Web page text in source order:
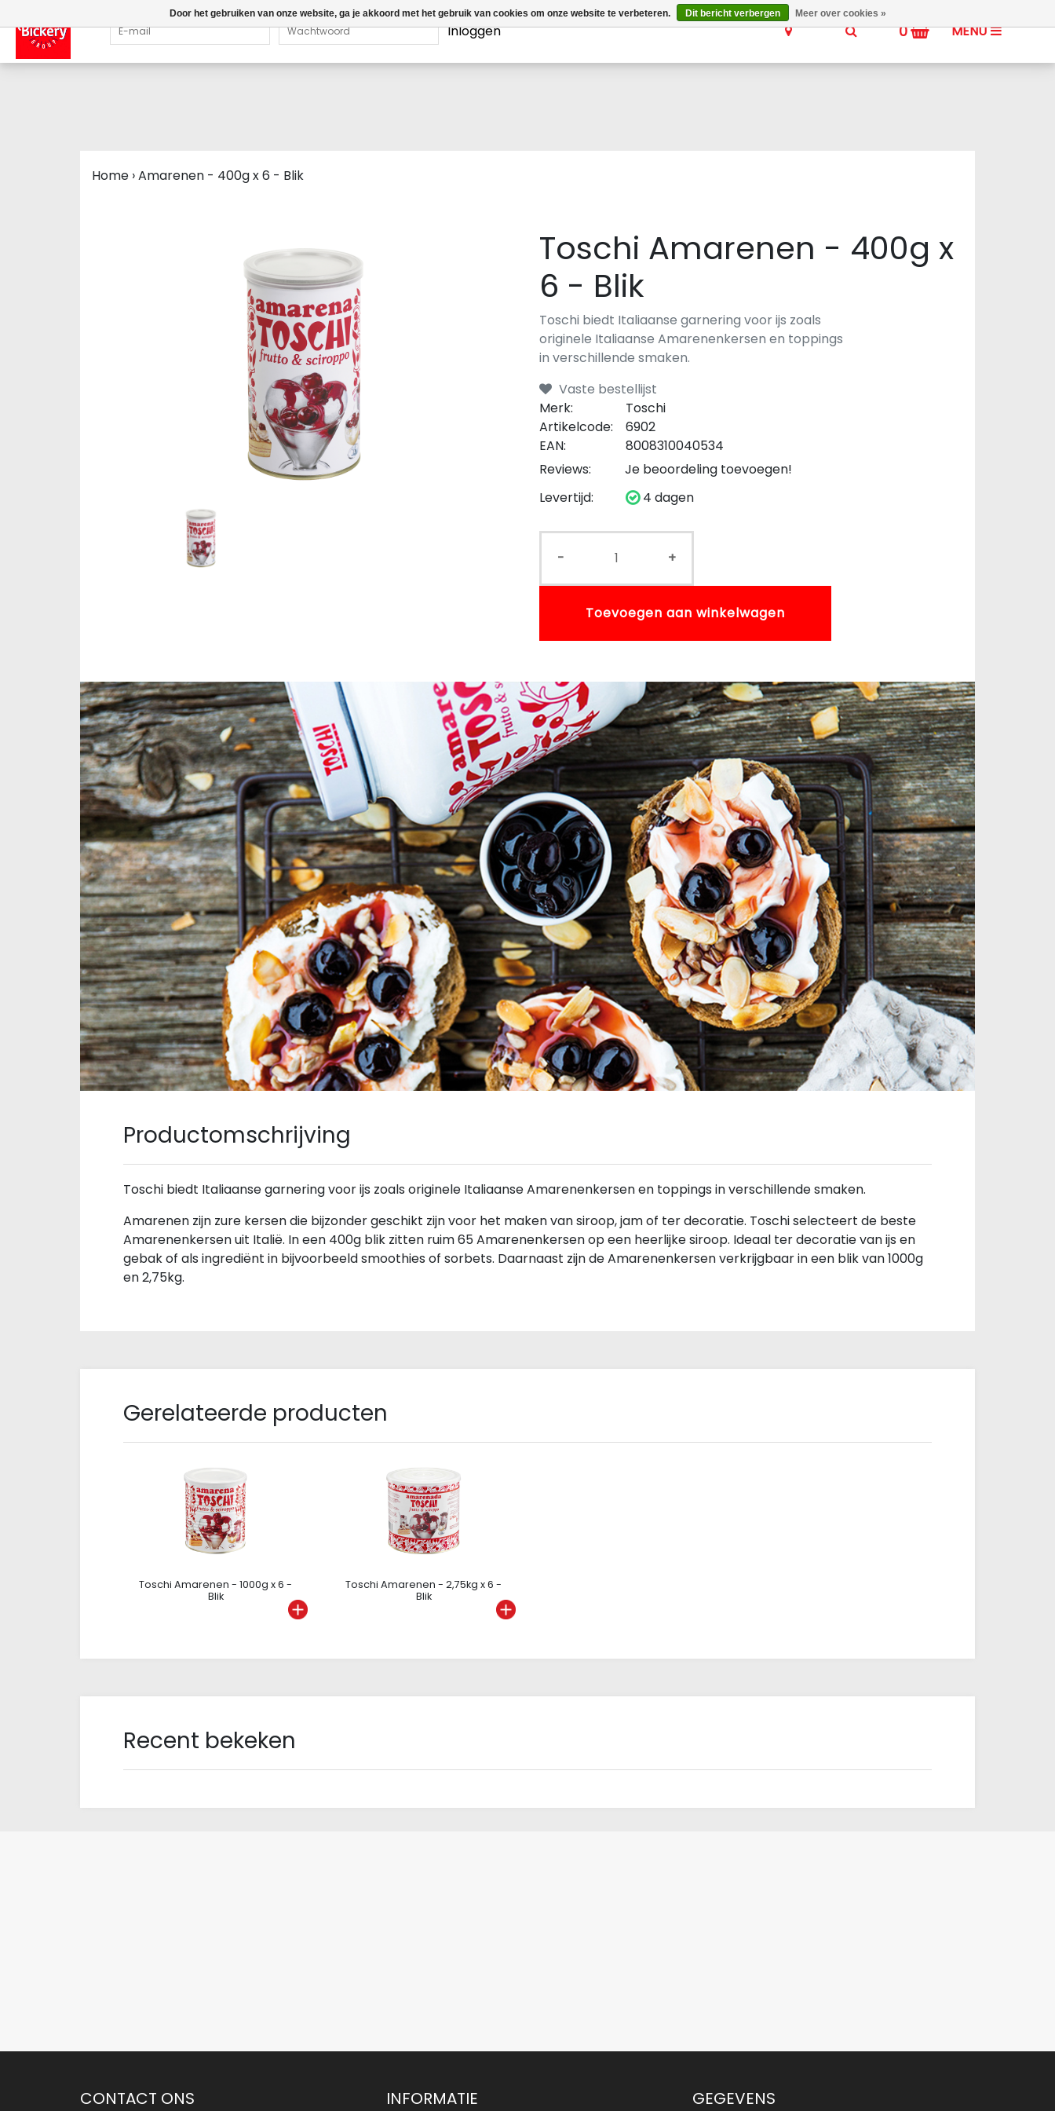
Inloggen MENU
0
Home ›Amarenen - 400g x 6 - Blik
Toschi Amarenen - 400g x
6 - Blik
Toschi biedt Italiaanse garnering voor ijs zoals
originele Italiaanse Amarenenkersen en toppings
in verschillende smaken.
Vaste bestellijst
Merk:
Toschi
Artikelcode:
6902
EAN:
8008310040534
Reviews:
Je beoordeling toevoegen!
Levertijd:
4 dagen
- +
Toevoegen aan winkelwagen
Productomschrijving
Toschi biedt Italiaanse garnering voor ijs zoals originele Italiaanse Amarenenkersen en toppings in verschillende smaken.
Amarenen zijn zure kersen die bijzonder geschikt zijn voor het maken van siroop, jam of ter decoratie. Toschi selecteert de beste
Amarenenkersen uit Italië. In een 400g blik zitten ruim 65 Amarenenkersen op een heerlijke siroop. Ideaal ter decoratie van ijs en
gebak of als ingrediënt in bijvoorbeeld smoothies of sorbets. Daarnaast zijn de Amarenenkersen verkrijgbaar in een blik van 1000g
en 2,75kg.
Gerelateerde producten
Toschi Amarenen - 1000g x 6 -
Blik
Toschi Amarenen - 2,75kg x 6 -
Blik
Recent bekeken
CONTACT ONS INFORMATIE GEGEVENS
Door het gebruiken van onze website, ga je akkoord met het gebruik van cookies om onze website te verbeteren. Dit bericht verbergen Meer over cookies »